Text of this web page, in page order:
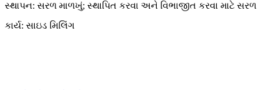
સ્થાપન: સરળ માળખું; સ્થાપિત કરવા અને વિભાજીત કરવા માટે સરળ
કાર્ય: સાઇડ મિલિંગ